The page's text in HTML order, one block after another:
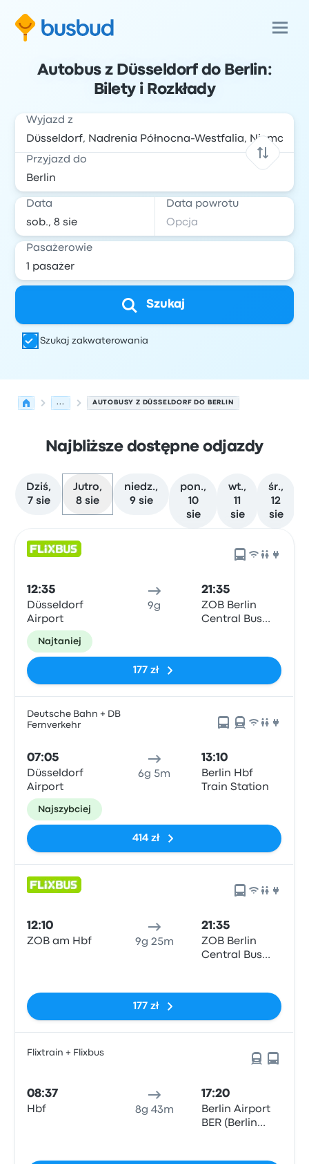
Autobus z Düsseldorf do Berlin:
Bilety i Rozkłady
Wyjazd z
Przyjazd do
Data Data powrotu
Pasażerowie
Szukaj
Szukaj zakwaterowania
... AUTOBUSY Z DÜSSELDORF DO BERLIN
Najbliższe dostępne odjazdy
Dziś,
7 sie
Jutro,
8 sie
niedz.,
9 sie
pon.,
10
sie
wt.,
11
sie
śr.,
12
sie
12:35
Düsseldorf
Airport
9g
21:35
ZOB Berlin
Central Bus
Najtaniej
177 zł
Deutsche Bahn + DB
Fernverkehr
07:05
Düsseldorf
Airport
6g 5m
13:10
Berlin Hbf
Train Station
Najszybciej
414 zł
12:10
ZOB am Hbf 9g 25m
21:35
ZOB Berlin
Central Bus
177 zł
Flixtrain + Flixbus
08:37
Hbf 8g 43m
17:20
Berlin Airport
BER (Berlin